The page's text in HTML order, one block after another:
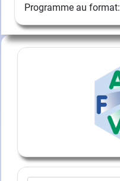
Programme au format: